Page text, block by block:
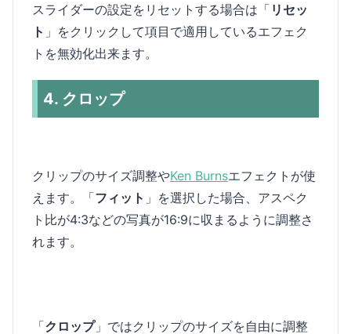
スライダーの設定をリセットする場合は「 リセッ
ト 」をクリックして項目で適用しているエフェク
トを無効化出来ます。
4. クロップ
クリップのサイズ調整やKen Burnsエフェクトが使
えます。「フィット 」を選択した場合、アスペク
ト比が4:3などの写真が16:9に収まるように調整さ
れます。
「クロップ」ではクリップのサイズを自由に調整